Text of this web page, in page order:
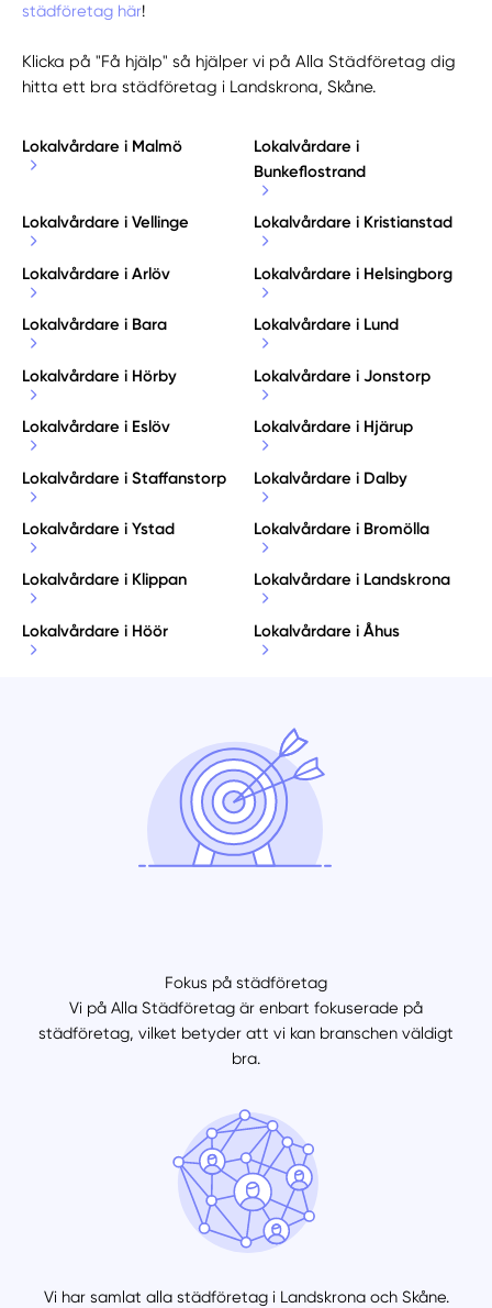
städföretag här!
Klicka på "Få hjälp" så hjälper vi på Alla Städföretag dig
hitta ett bra städföretag i Landskrona, Skåne.
Lokalvårdare i Malmö
Lokalvårdare i
Bunkeflostrand
Lokalvårdare i Vellinge Lokalvårdare i Kristianstad
Lokalvårdare i Arlöv Lokalvårdare i Helsingborg
Lokalvårdare i Bara Lokalvårdare i Lund
Lokalvårdare i Hörby Lokalvårdare i Jonstorp
Lokalvårdare i Eslöv Lokalvårdare i Hjärup
Lokalvårdare i Staffanstorp Lokalvårdare i Dalby
Lokalvårdare i Ystad Lokalvårdare i Bromölla
Lokalvårdare i Klippan Lokalvårdare i Landskrona
Lokalvårdare i Höör Lokalvårdare i Åhus
Fokus på städföretag
Vi på Alla Städföretag är enbart fokuserade på
städföretag, vilket betyder att vi kan branschen väldigt
bra.
Vi har samlat alla städföretag i Landskrona och Skåne.